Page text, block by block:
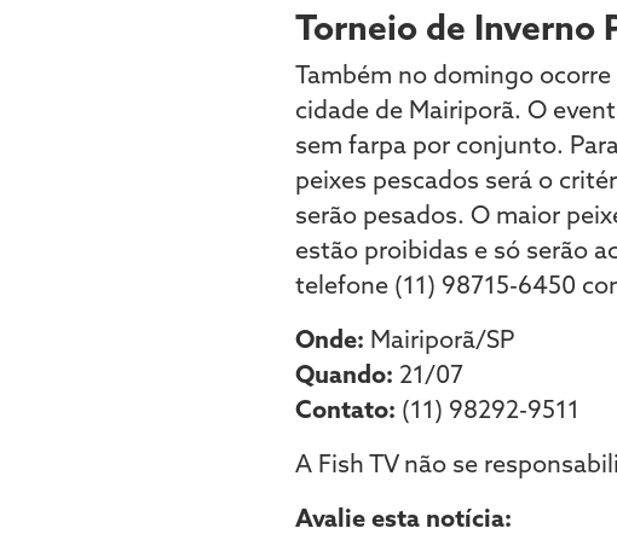
Torneio de Inverno
Também no domingo
cidade de Mairiporã. O
sem farpa por conjunto.
peixes pescados será o
serão pesados. O maior
estão proibidas e só serão
telefone (11) 98715-6450
Onde: Mairiporã/SP
Quando: 21/07
Contato: (11) 98292-9511
A Fish TV não se
Avalie esta notícia: